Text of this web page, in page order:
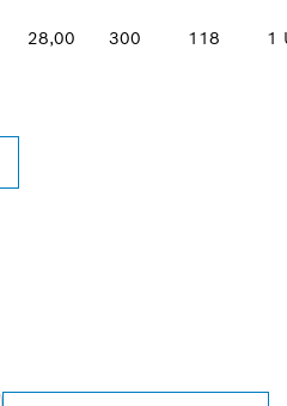
28,00 300 118 1